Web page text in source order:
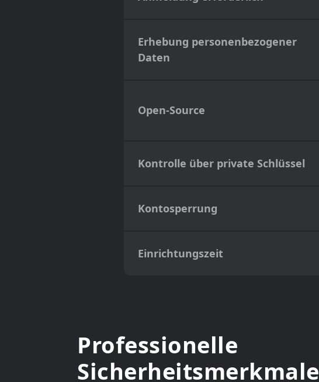
Erhebung personenbezogener
Daten
Open-Source
Kontrolle über private Schlüssel
Kontosperrung
Einrichtungszeit
Professionelle
Sicherheitsmerkmale